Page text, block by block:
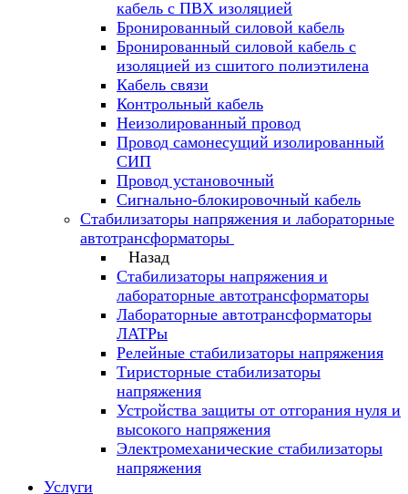
кабель с ПВХ изоляцией
Бронированный силовой кабель
Бронированный силовой кабель с
изоляцией из сшитого полиэтилена
Кабель связи
Контрольный кабель
Неизолированный провод
Провод самонесущий изолированный
СИП
Провод установочный
Сигнально-блокировочный кабель
Стабилизаторы напряжения и лабораторные
автотрансформаторы
Назад
Стабилизаторы напряжения и
лабораторные автотрансформаторы
Лабораторные автотрансформаторы
ЛАТРы
Релейные стабилизаторы напряжения
Тиристорные стабилизаторы
напряжения
Устройства защиты от отгорания нуля и
высокого напряжения
Электромеханические стабилизаторы
напряжения
Услуги